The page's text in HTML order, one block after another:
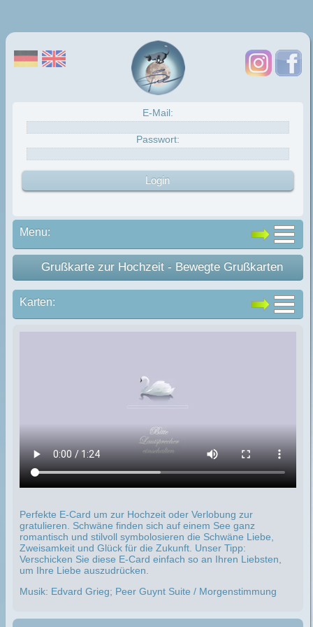
E-Mail:
Passwort:
Menu:
Grußkarte zur Hochzeit - Bewegte Grußkarten
Karten:
Perfekte E-Card um zur Hochzeit oder Verlobung zur
gratulieren. Schwäne finden sich auf einem See ganz
romantisch und stilvoll symbolosieren die Schwäne Liebe,
Zweisamkeit und Glück für die Zukunft. Unser Tipp:
Verschicken Sie diese E-Card einfach so an Ihren Liebsten,
um Ihre Liebe auszudrücken.
Musik: Edvard Grieg; Peer Guynt Suite / Morgenstimmung